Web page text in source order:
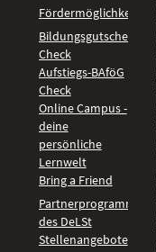
Fördermöglichkeiten
Bildungsgutschein
Check
Aufstiegs-BAföG
Check
Online Campus -
deine
persönliche
Lernwelt
Bring a Friend
Partnerprogramm
des DeLSt
Stellenangebote